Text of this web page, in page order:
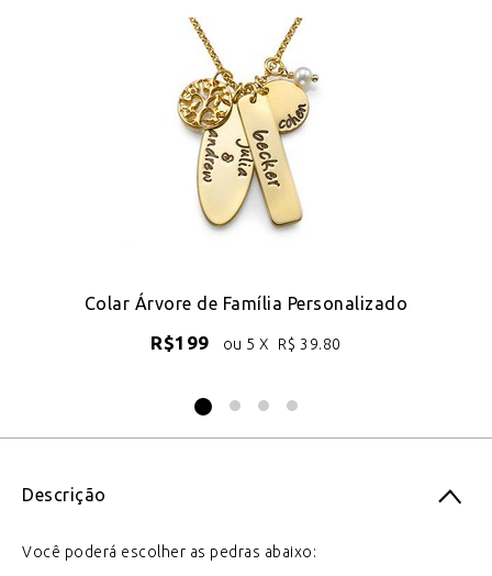
Colar Árvore de Família Personalizado
R$199 ou 5 X R$ 39.80
Descrição
Você poderá escolher as pedras abaixo: